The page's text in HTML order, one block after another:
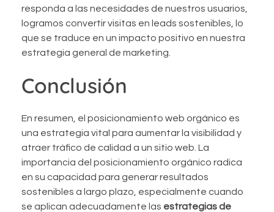
responda a las necesidades de nuestros usuarios,
logramos convertir visitas en leads sostenibles, lo
que se traduce en un impacto positivo en nuestra
estrategia general de marketing.
Conclusión
En resumen, el posicionamiento web orgánico es
una estrategia vital para aumentar la visibilidad y
atraer tráfico de calidad a un sitio web. La
importancia del posicionamiento orgánico radica
en su capacidad para generar resultados
sostenibles a largo plazo, especialmente cuando
se aplican adecuadamente las estrategias de